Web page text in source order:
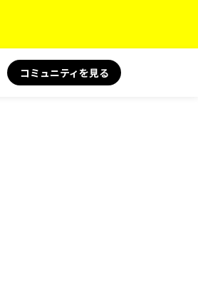
コミュニティを見る